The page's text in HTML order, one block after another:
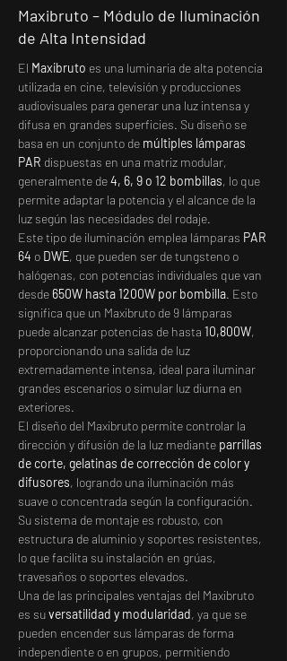
Maxibruto – Módulo de Iluminación
de Alta Intensidad
El Maxibruto es una luminaria de alta potencia
utilizada en cine, televisión y producciones
audiovisuales para generar una luz intensa y
difusa en grandes superficies. Su diseño se
basa en un conjunto de múltiples lámparas
PAR dispuestas en una matriz modular,
generalmente de 4, 6, 9 o 12 bombillas, lo que
permite adaptar la potencia y el alcance de la
luz según las necesidades del rodaje.
Este tipo de iluminación emplea lámparas PAR
64 o DWE, que pueden ser de tungsteno o
halógenas, con potencias individuales que van
desde 650W hasta 1200W por bombilla. Esto
significa que un Maxibruto de 9 lámparas
puede alcanzar potencias de hasta 10,800W,
proporcionando una salida de luz
extremadamente intensa, ideal para iluminar
grandes escenarios o simular luz diurna en
exteriores.
El diseño del Maxibruto permite controlar la
dirección y difusión de la luz mediante parrillas
de corte, gelatinas de corrección de color y
difusores, logrando una iluminación más
suave o concentrada según la configuración.
Su sistema de montaje es robusto, con
estructura de aluminio y soportes resistentes,
lo que facilita su instalación en grúas,
travesaños o soportes elevados.
Una de las principales ventajas del Maxibruto
es su versatilidad y modularidad, ya que se
pueden encender sus lámparas de forma
independiente o en grupos, permitiendo